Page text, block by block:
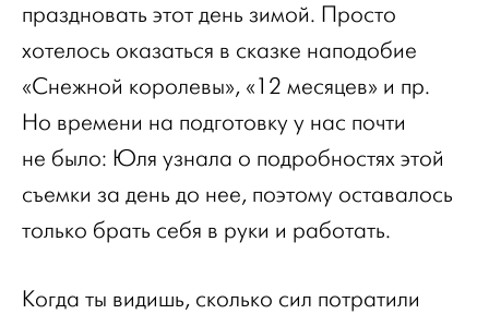
праздновать этот день зимой. Просто
хотелось оказаться в сказке наподобие
«Снежной королевы», «12 месяцев» и пр.
Но времени на подготовку у нас почти
не было: Юля узнала о подробностях этой
съемки за день до нее, поэтому оставалось
только брать себя в руки и работать.
Когда ты видишь, сколько сил потратили